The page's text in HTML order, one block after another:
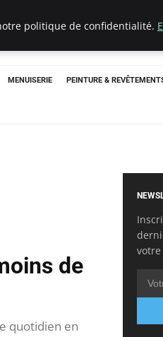
MENUISERIE PEINTURE &
de
quotidien en
politique de confidentialité.